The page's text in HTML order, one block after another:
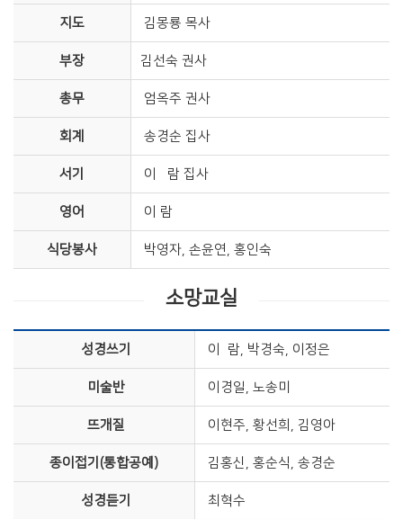
지도 김몽룡 목사
부장 김선숙 권사 ​
총무 ​엄옥주 권사​
회계 송경순 집사 ​
서기 ​ 이 람 집사​
영어 이 람
식당봉사 ​박영자, 손윤연, 홍인숙
소망교실
성경쓰기 이 람, 박경숙, 이정은
미술반 이경일, 노송미
뜨개질 이현주, 황선희, 김영아
​종이접기(통합공예)​ 김홍신, 홍순식, 송경순
성경듣기 최혁수